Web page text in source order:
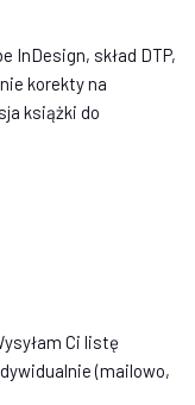
InDesign, skład DTP,
korekty na
książki do
Ci listę
(mailowo,